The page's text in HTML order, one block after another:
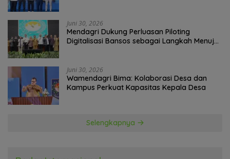
Juni 30, 2026
Mendagri Dukung Perluasan Piloting
Digitalisasi Bansos sebagai Langkah Menuju
Juni 30, 2026
Wamendagri Bima: Kolaborasi Desa dan
Kampus Perkuat Kapasitas Kepala Desa
Selengkapnya